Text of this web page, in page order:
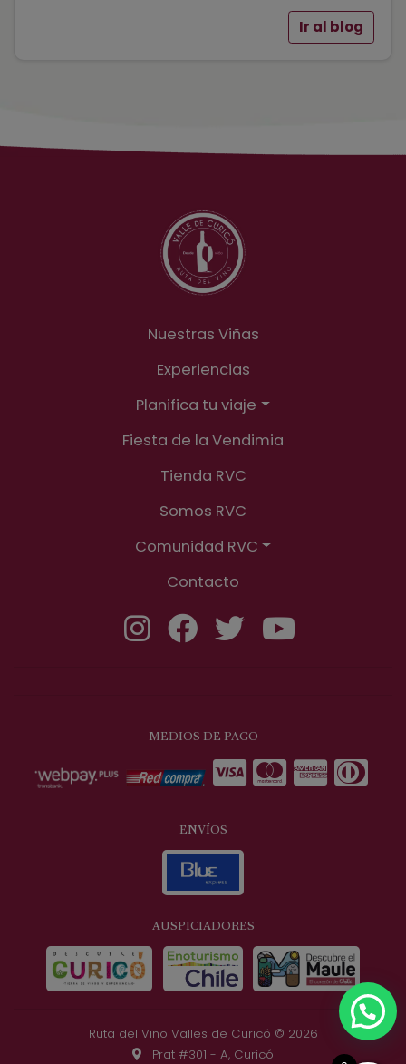
Ir al blog
Nuestras Viñas
Experiencias
Planifica tu viaje
Fiesta de la Vendimia
Tienda RVC
Somos RVC
Comunidad RVC
Contacto
MEDIOS DE PAGO
ENVÍOS
AUSPICIADORES
Ruta del Vino Valles de Curicó © 2026
Prat #301 - A, Curicó